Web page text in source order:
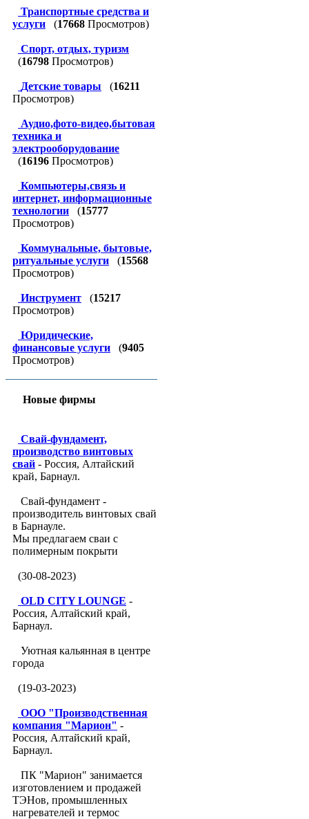
Транспортные средства и
услуги
(17668 Просмотров)
Спорт, отдых, туризм
(16798 Просмотров)
Детские товары (16211
Просмотров)
Аудио,фото-видео,бытовая
техника и
электрооборудование
(16196 Просмотров)
Компьютеры,связь и
интернет, информационные
технологии
(15777
Просмотров)
Коммунальные, бытовые,
ритуальные услуги
(15568
Просмотров)
Инструмент (15217
Просмотров)
Юридические,
финансовые услуги
(9405
Просмотров)
Новые фирмы
Свай-фундамент,
производство винтовых
свай - Россия, Алтайский
край, Барнаул.
Свай-фундамент -
производитель винтовых свай
в Барнауле.
Мы предлагаем сваи с
полимерным покрыти
(30-08-2023)
OLD CITY LOUNGE -
Россия, Алтайский край,
Барнаул.
Уютная кальянная в центре
города
(19-03-2023)
ООО "Производственная
компания "Марион" -
Россия, Алтайский край,
Барнаул.
ПК "Марион" занимается
изготовлением и продажей
ТЭНов, промышленных
нагревателей и термос